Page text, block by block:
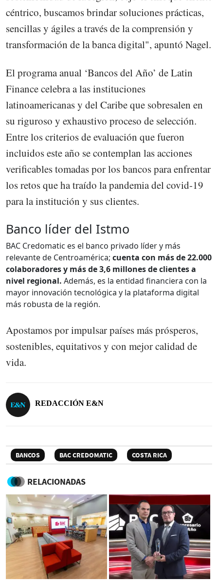
céntrico, buscamos brindar soluciones prácticas,
sencillas y ágiles a través de la comprensión y
transformación de la banca digital", apuntó Nagel.
El programa anual ‘Bancos del Año’ de Latin
Finance celebra a las instituciones
latinoamericanas y del Caribe que sobresalen en
su riguroso y exhaustivo proceso de selección.
Entre los criterios de evaluación que fueron
incluidos este año se contemplan las acciones
verificables tomadas por los bancos para enfrentar
los retos que ha traído la pandemia del covid-19
para la institución y sus clientes.
Banco líder del Istmo
BAC Credomatic es el banco privado líder y más
relevante de Centroamérica; cuenta con más de 22.000
colaboradores y más de 3,6 millones de clientes a
nivel regional. Además, es la entidad financiera con la
mayor innovación tecnológica y la plataforma digital
más robusta de la región.
Apostamos por impulsar países más prósperos,
sostenibles, equitativos y con mejor calidad de
vida.
REDACCIÓN E&N
BANCOS BAC CREDOMATIC COSTA RICA
RELACIONADAS